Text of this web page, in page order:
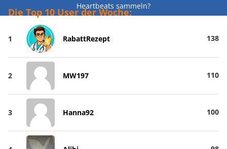
Heartbeats sammeln?
Die Top 10 User der Woche:
1 RabattRezept 138
2 MW197 110
3 Hanna92 100